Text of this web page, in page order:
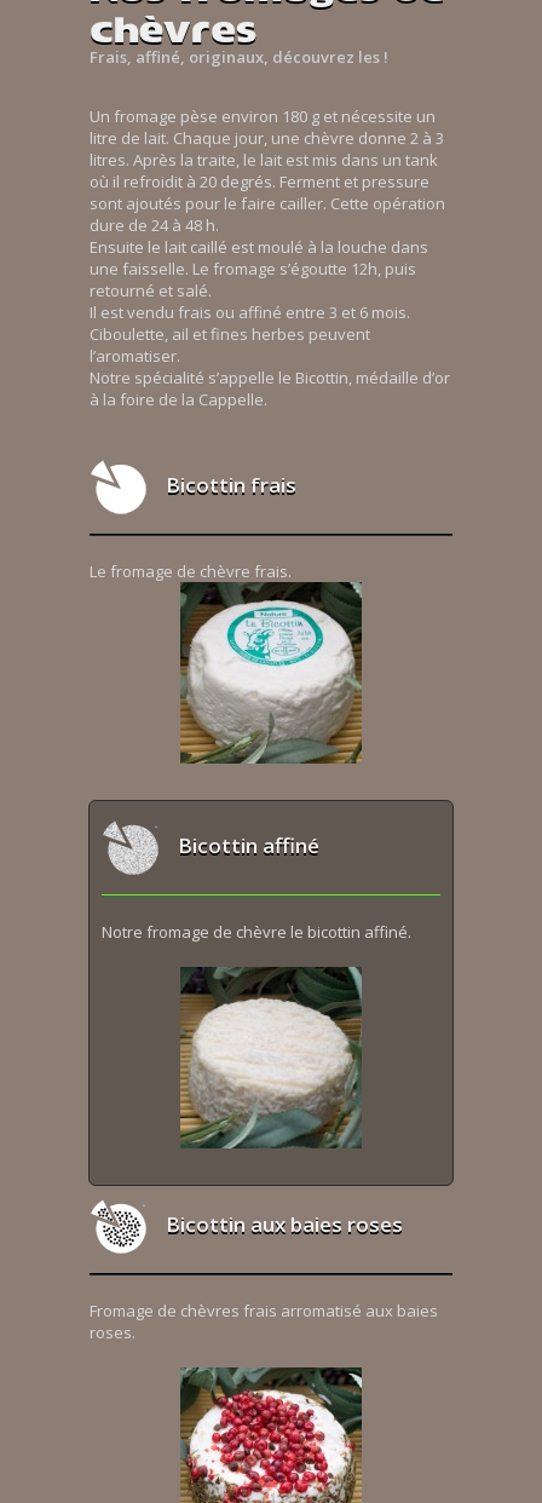
chèvres
Frais, affiné, originaux, découvrez les !
Un fromage pèse environ 180 g et nécessite un
litre de lait. Chaque jour, une chèvre donne 2 à 3
litres. Après la traite, le lait est mis dans un tank
où il refroidit à 20 degrés. Ferment et pressure
sont ajoutés pour le faire cailler. Cette opération
dure de 24 à 48 h.
Ensuite le lait caillé est moulé à la louche dans
une faisselle. Le fromage s’égoutte 12h, puis
retourné et salé.
Il est vendu frais ou affiné entre 3 et 6 mois.
Ciboulette, ail et fines herbes peuvent
l’aromatiser.
Notre spécialité s’appelle le Bicottin, médaille d’or
à la foire de la Cappelle.
Bicottin frais
Le fromage de chèvre frais.
Bicottin affiné
Notre fromage de chèvre le bicottin affiné.
Bicottin aux baies roses
Fromage de chèvres frais arromatisé aux baies
roses.